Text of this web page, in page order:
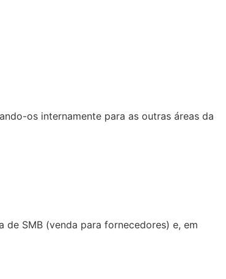
os internamente para as outras áreas da
de SMB (venda para fornecedores) e, em